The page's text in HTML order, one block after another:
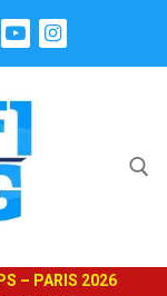
– PARIS 2026